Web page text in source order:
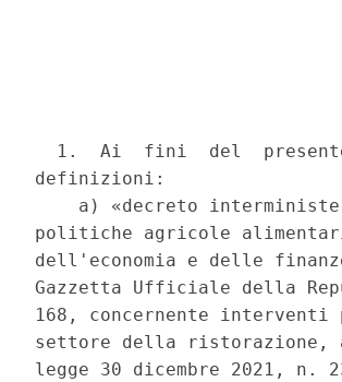
1.  Ai  fini  del
definizioni:
a) «decreto
politiche agricole
dell'economia e delle
Gazzetta Ufficiale della
168, concernente
settore della ristorazione,
legge 30 dicembre 2021, n.